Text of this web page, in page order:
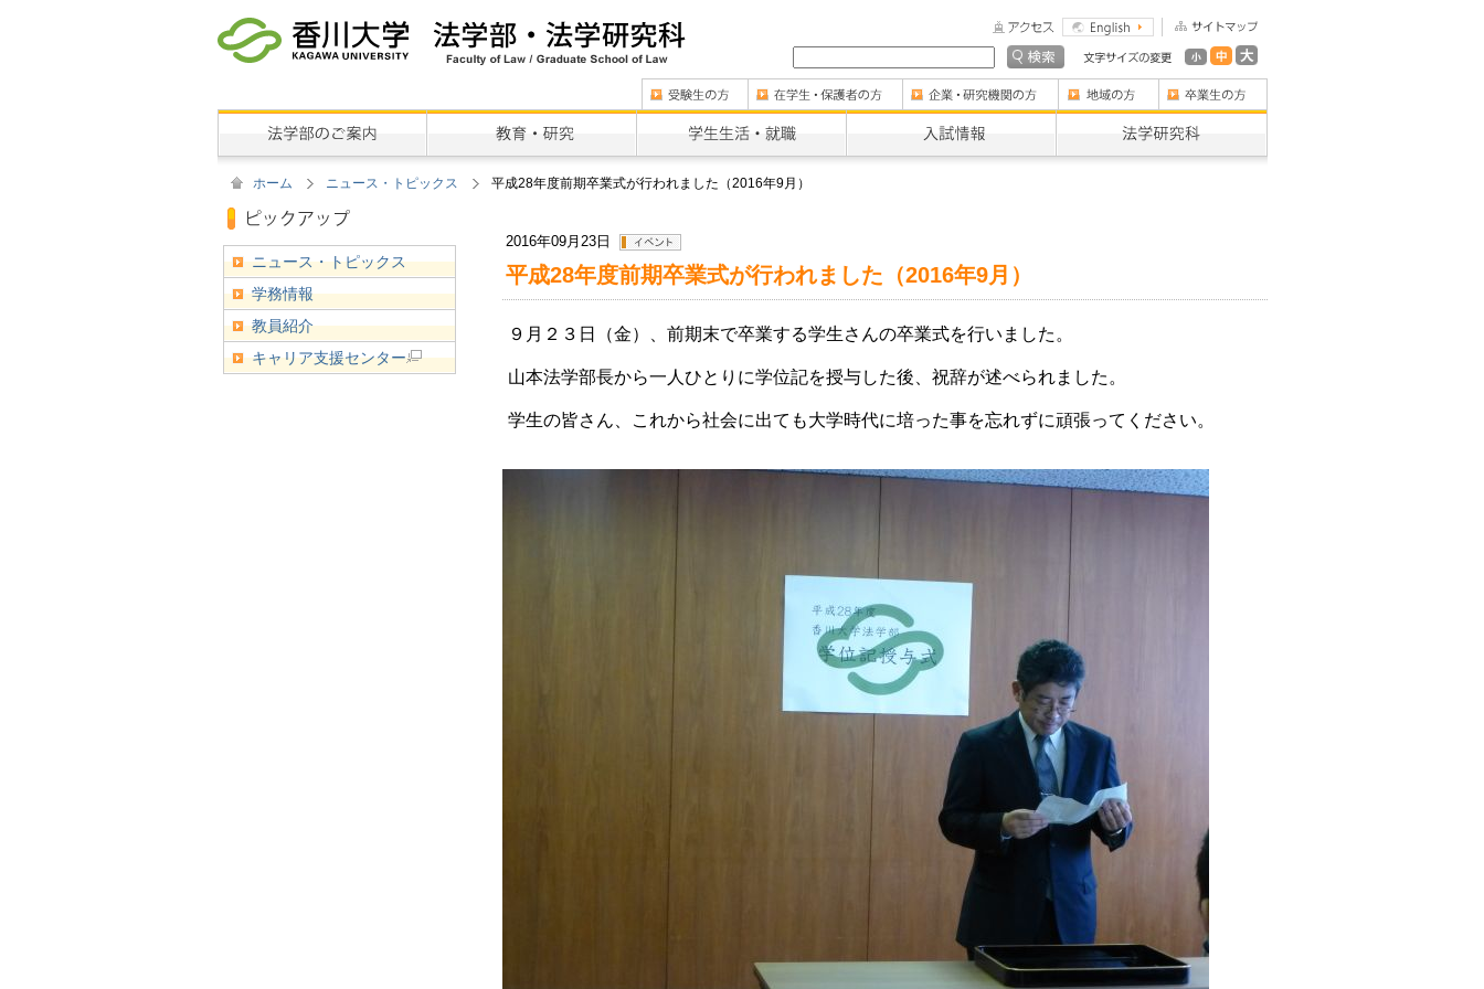
ホーム ニュース・トピックス 平成28年度前期卒業式が行われました（2016年9月）
2016年09月23日
平成28年度前期卒業式が行われました（2016年9月）
９月２３日（金）、前期末で卒業する学生さんの卒業式を行いました。
山本法学部長から一人ひとりに学位記を授与した後、祝辞が述べられました。
学生の皆さん、これから社会に出ても大学時代に培った事を忘れずに頑張ってください。
ニュース・トピックス
学務情報
教員紹介
キャリア支援センター